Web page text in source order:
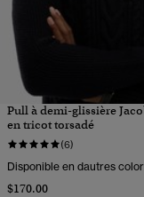
Pull à demi-glissière
en tricot torsadé
(6)
Disponible en dautres
$170.00